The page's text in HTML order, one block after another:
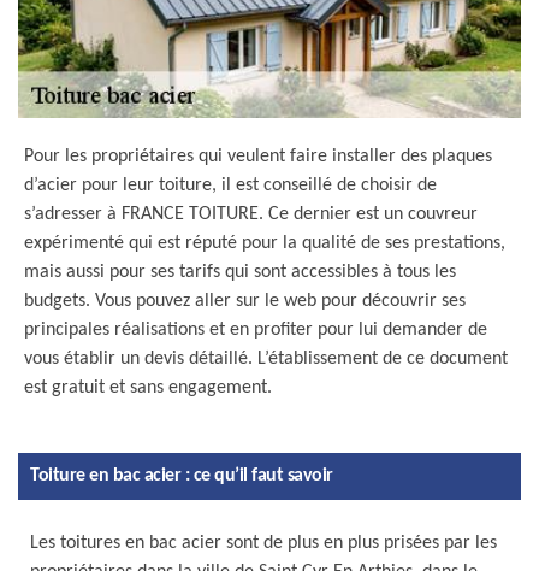
Pour les propriétaires qui veulent faire installer des plaques
d’acier pour leur toiture, il est conseillé de choisir de
s’adresser à FRANCE TOITURE. Ce dernier est un couvreur
expérimenté qui est réputé pour la qualité de ses prestations,
mais aussi pour ses tarifs qui sont accessibles à tous les
budgets. Vous pouvez aller sur le web pour découvrir ses
principales réalisations et en profiter pour lui demander de
vous établir un devis détaillé. L’établissement de ce document
est gratuit et sans engagement.
Toiture en bac acier : ce qu’il faut savoir
Les toitures en bac acier sont de plus en plus prisées par les